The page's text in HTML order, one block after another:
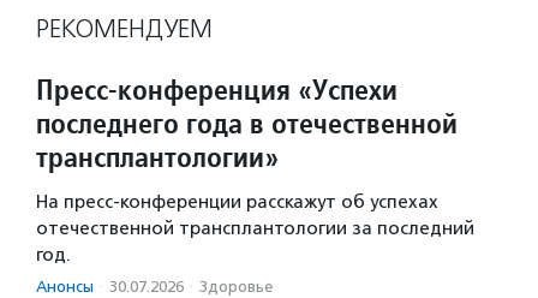
РЕКОМЕНДУЕМ
Пресс-конференция «Успехи
последнего года в отечественной
трансплантологии»
На пресс-конференции расскажут об успехах
отечественной трансплантологии за последний
год.
Анонсы · 30.07.2026 · Здоровье